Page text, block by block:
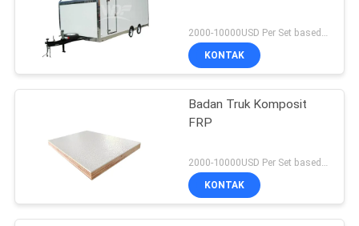
KONTAK
Badan Truk Komposit
FRP
2000-10000USD Per Set based on Spec MOQ:5 set
KONTAK